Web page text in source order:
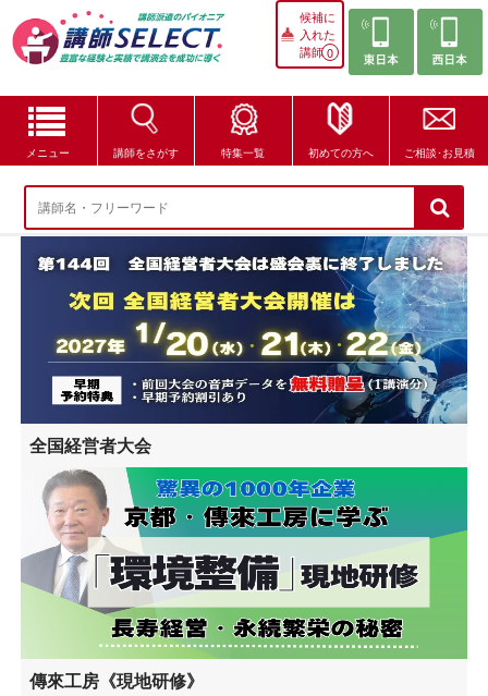
候補に
入れた
講師0
メニュー 講師をさがす 特集一覧 初めての方へ ご相談･お見積
講師をさがす
特集一覧
講師セレクトが選ばれる理由
ブログ・コラム
はじめての方へ
ご相談・お見積
全国経営者大会
傳來工房《現地研修》